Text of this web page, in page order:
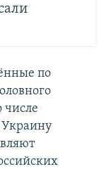
по
числе
Украину